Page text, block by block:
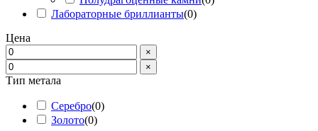
Лабораторные бриллианты(0)
Цена
×
×
Тип метала
Серебро(0)
Золото(0)